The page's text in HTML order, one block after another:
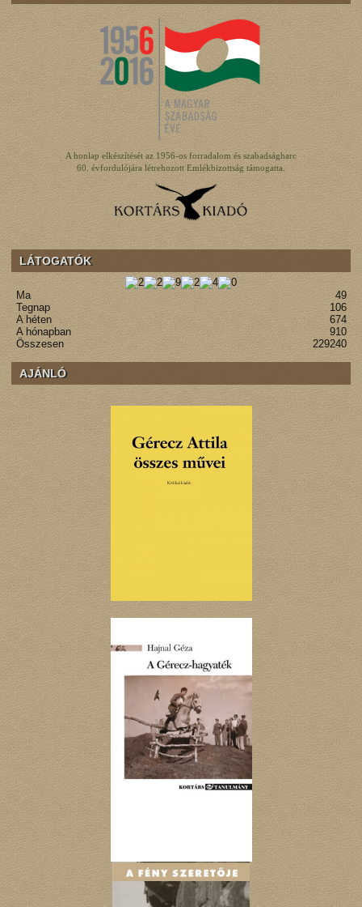
A honlap elkészítését az 1956-os forradalom és szabadságharc
60. évfordulójára létrehozott Emlékbizottság támogatta.
LÁTOGATÓK
Ma
49
Tegnap
106
A héten
674
A hónapban
910
Összesen
229240
AJÁNLÓ